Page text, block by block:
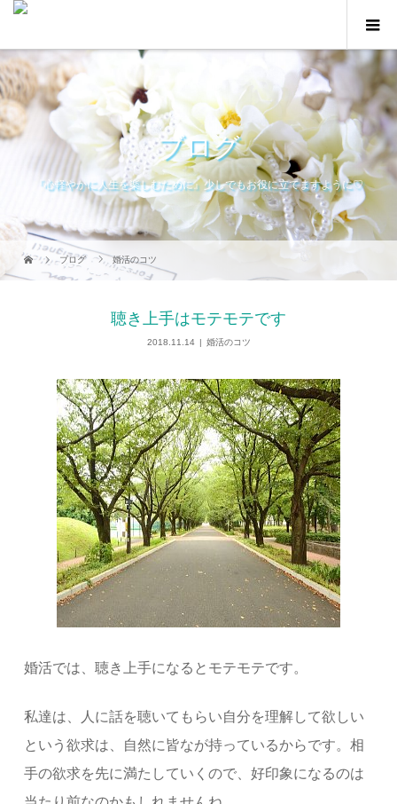
ブログ
『心軽やかに人生を楽しむために』少しでもお役に立てますように♡
ブログ 婚活のコツ
聴き上手はモテモテです
2018.11.14 婚活のコツ
婚活では、聴き上手になるとモテモテです。
私達は、人に話を聴いてもらい自分を理解して欲しい
という欲求は、自然に皆なが持っているからです。相
手の欲求を先に満たしていくので、好印象になるのは